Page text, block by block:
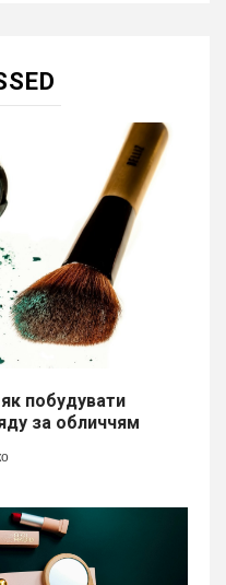
побудувати
за обличчям